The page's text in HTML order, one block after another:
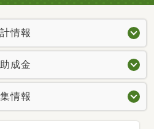
情報
成金
情報